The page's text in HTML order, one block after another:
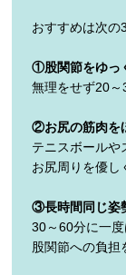
おすすめは次の
①股関節をゆっ
無理をせず20～
②お尻の筋肉を
テニスボールや
お尻周りを優し
③長時間同じ姿
30～60分に一
股関節への負担